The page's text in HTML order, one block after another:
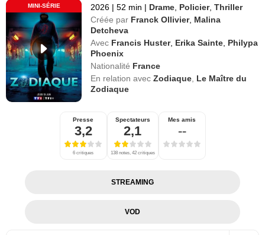
MINI-SÉRIE 2026 | 52 min | Drame Policier,Thriller
Créée par Franck Ollivier, Malina
Detcheva
Avec Francis Huster, Erika Sainte Philypa
Phoenix
Nationalité France
En relation avec Zodiaque Le Maître du
Zodiaque
Presse
3,2
6 critiques
Spectateurs
2,1
138 notes, 42 critiques
Mes amis
--
STREAMING
VOD